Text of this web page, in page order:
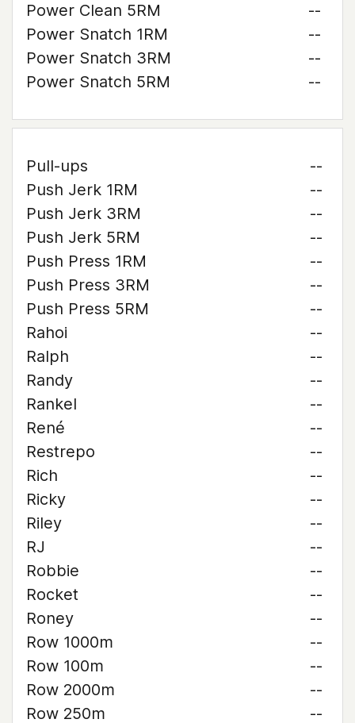
Power Clean 5RM
--
Power Snatch 1RM
--
Power Snatch 3RM
--
Power Snatch 5RM
--
Pull-ups
--
Push Jerk 1RM
--
Push Jerk 3RM
--
Push Jerk 5RM
--
Push Press 1RM
--
Push Press 3RM
--
Push Press 5RM
--
Rahoi
--
Ralph
--
Randy
--
Rankel
--
René
--
Restrepo
--
Rich
--
Ricky
--
Riley
--
RJ
--
Robbie
--
Rocket
--
Roney
--
Row 1000m
--
Row 100m
--
Row 2000m
--
Row 250m
--